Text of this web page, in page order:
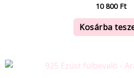
Értékelés:
5.00
/ 5
10 800 Ft
Kosárba